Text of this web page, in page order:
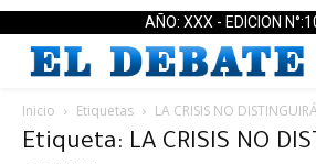
AÑO: XXX - EDICION
Inicio Etiquetas LA CRISIS NO
Etiqueta: LA CRISIS NO